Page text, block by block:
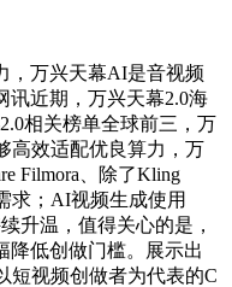
万兴天幕AI是音视频
讯近期，万兴天幕2.0海
相关榜单全球前三，万
高效适配优良算力，万
Filmora、除了Kling
求；AI视频生成使用
升温，值得关心的是，
降低创做门槛。展示出
短视频创做者为代表的C